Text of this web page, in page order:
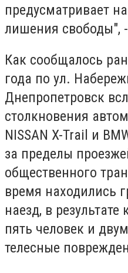
предусматривает
лишения свободы",
Как сообщалось
года по ул.
Днепропетровск
столкновения
NISSAN X-Trail и
за пределы
общественного
время находились
наезд, в результате
пять человек и
телесные